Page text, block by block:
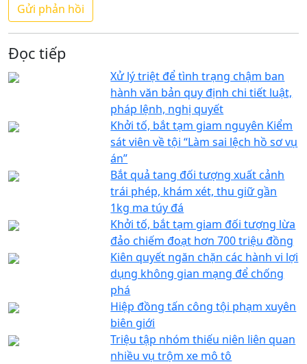
Đọc tiếp
Xử lý triệt để tình trạng chậm ban
hành văn bản quy định chi tiết luật,
pháp lệnh, nghị quyết
Khởi tố, bắt tạm giam nguyên Kiểm
sát viên về tội “Làm sai lệch hồ sơ vụ
án”
Bắt quả tang đối tượng xuất cảnh
trái phép, khám xét, thu giữ gần
1kg ma túy đá
Khởi tố, bắt tạm giam đối tượng lừa
đảo chiếm đoạt hơn 700 triệu đồng
Kiên quyết ngăn chặn các hành vi lợi
dụng không gian mạng để chống
phá
Hiệp đồng tấn công tội phạm xuyên
biên giới
Triệu tập nhóm thiếu niên liên quan
nhiều vụ trộm xe mô tô